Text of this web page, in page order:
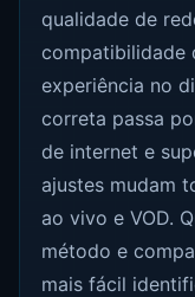
qualidade de
compatibilidade
experiência no
correta passa
de internet e
ajustes mudam
ao vivo e VOD.
método e
mais fácil